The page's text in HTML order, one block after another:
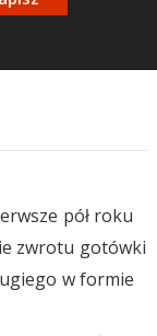
pół roku
zwrotu gotówki
w formie